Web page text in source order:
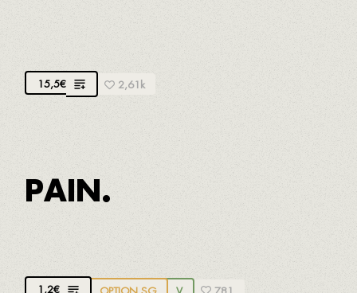
Viande bio du terroir rôtie et légumes locaux à la
crème de parmesan A.O.P.
15,5€ 2,61k
PAIN.
1,2€ OPTION SG V 781